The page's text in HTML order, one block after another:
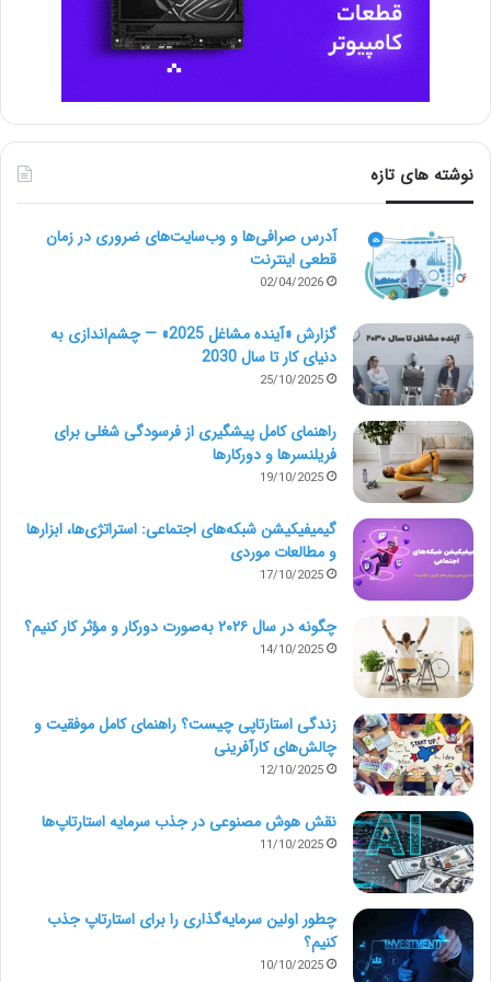
https://tabdeal.org/
https://bit۲۴.cash/
کیف پول من
https://kifpool.me/
۰۲۱-
اوکی‌اکسچنج
https://ok-ex.io/
ارزپلاس https://arzplus.net/
۰۲۱-
رمزینکس
https://ramzinex.com/
اکسیر
https://pro.exir.trade/
(تغییر دامنه)
بیتمکس
https://bitmax.ir/
۰۲۱-
تترلند
https://tetherland.com/
سرمایکس https://sarmayex.com/
۰۲۱-
ارزینجا
https://arzinja.ir/
(تغییر دامنه)
راستین https://raastin.com/
۰۲۱-
ایران
اکسچنج
(ایرانیکارت)
https://iranexchange.com/ ۰۲۱-
نوشته های تازه
آدرس صرافی‌ها و وب‌سایت‌های ضروری در زمان
قطعی اینترنت
02/04/2026
گزارش «آینده مشاغل 2025» — چشم‌اندازی به
دنیای کار تا سال 2030
25/10/2025
راهنمای کامل پیشگیری از فرسودگی شغلی برای
فریلنسرها و دورکارها
19/10/2025
گیمیفیکیشن شبکه‌های اجتماعی: استراتژی‌ها، ابزارها
و مطالعات موردی
17/10/2025
چگونه در سال ۲۰۲۶ به‌صورت دورکار و مؤثر کار کنیم؟
14/10/2025
زندگی استارتاپی چیست؟ راهنمای کامل موفقیت و
چالش‌های کارآفرینی
12/10/2025
نقش هوش مصنوعی در جذب سرمایه استارتاپ‌ها
11/10/2025
چطور اولین سرمایه‌گذاری را برای استارتاپ جذب
کنیم؟
10/10/2025